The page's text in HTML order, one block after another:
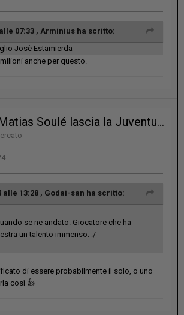
07:33 , Arminius ha scritto:
Josè Estamierda
anche per questo.
UFFICIALE: Matias Soulé lascia la Juventus e diventa un giocatore della Roma per 25 milioni di euro più bonus
alle 13:28 , Godai-san ha scritto:
se ne andato. Giocatore che ha
un talento immenso. :/
di essere probabilmente il solo, o uno
così 👍